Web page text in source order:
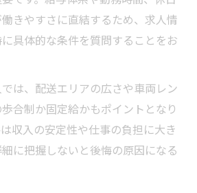
きやすさに直結するため、求人情
具体的な条件を質問することをお
は、配送エリアの広さや車両レン
合制か固定給かもポイントとなり
収入の安定性や仕事の負担に大き
に把握しないと後悔の原因になる